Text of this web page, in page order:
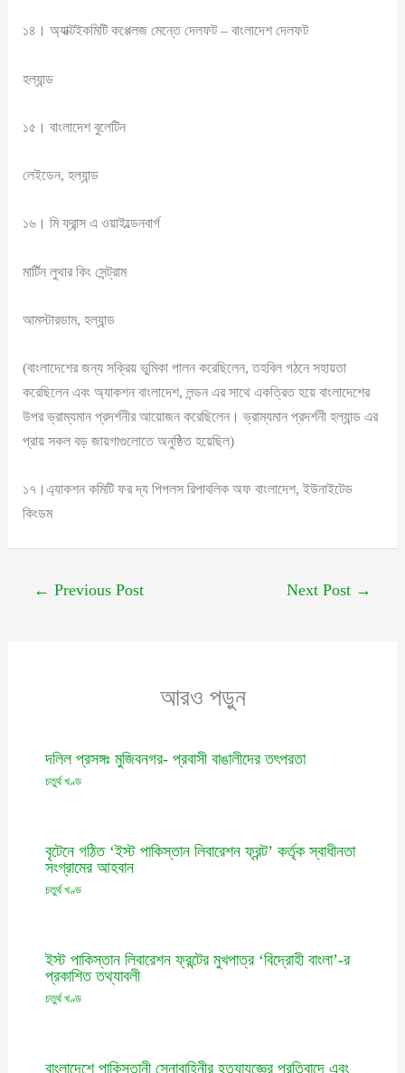
১৪। অ্যাক্টইকমিটি কপ্পেলজ মেন্তে দেলফট – বাংলাদেশ দেলফট
হল্যান্ড
১৫। বাংলাদেশ বুলেটিন
লেইডেন, হল্যান্ড
১৬। মি ফ্রান্স এ ওয়াইল্ডেনবার্গ
মার্টিন লুথার কিং সেন্ট্রাম
আমস্টারডাম, হল্যান্ড
(বাংলাদেশের জন্য সক্রিয় ভুমিকা পালন করেছিলেন, তহবিল গঠনে সহায়তা
করেছিলেন এবং অ্যাকশন বাংলাদেশ, লন্ডন এর সাথে একত্রিত হয়ে বাংলাদেশের
উপর ভ্রাম্যমান প্রদর্শনীর আয়োজন করেছিলেন। ভ্রাম্যমান প্রদর্শনী হল্যান্ড এর
প্রায় সকল বড় জায়গাগুলোতে অনুষ্ঠিত হয়েছিল)
১৭।এ্যাকশন কমিটি ফর দ্য পিপলস রিপাবলিক অফ বাংলাদেশ, ইউনাইটেড
কিংডম
← Previous Post Next Post →
আরও পড়ুন
দলিল প্রসঙ্গঃ মুজিবনগর- প্রবাসী বাঙালীদের তৎপরতা
চতুর্থ খণ্ড
বৃটেনে গঠিত ‘ইস্ট পাকিস্তান লিবারেশন ফ্রন্ট’ কর্তৃক স্বাধীনতা
সংগ্রামের আহবান
চতুর্থ খণ্ড
ইস্ট পাকিস্তান লিবারেশন ফ্রন্টের মুখপাত্র ‘বিদ্রোহী বাংলা’-র
প্রকাশিত তথ্যাবলী
চতুর্থ খণ্ড
বাংলাদেশে পাকিস্তানী সেনাবাহিনীর হত্যাযজ্ঞের প্রতিবাদে এবং